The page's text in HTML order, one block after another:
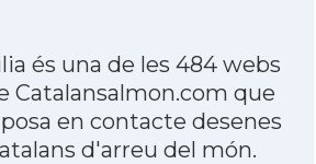
és una de les 484 webs
Catalansalmon.com que
en contacte desenes
d'arreu del món.